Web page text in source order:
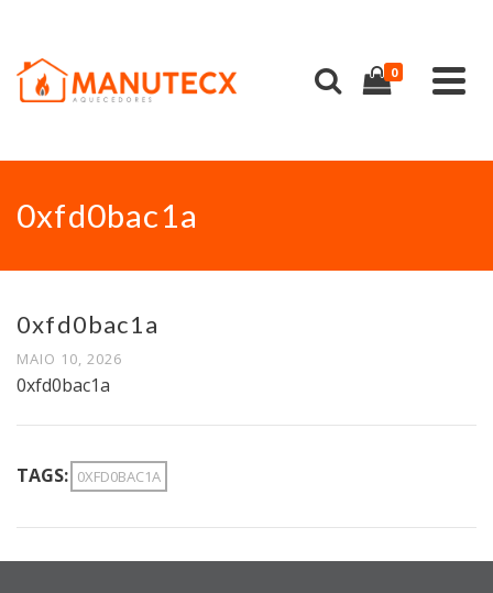
0
0xfd0bac1a
0xfd0bac1a
MAIO 10, 2026
0xfd0bac1a
TAGS: 0XFD0BAC1A